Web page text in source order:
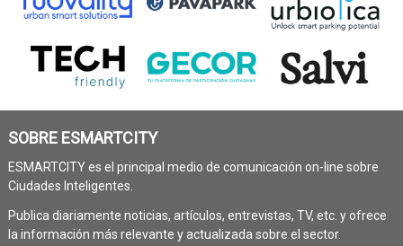
SOBRE ESMARTCITY
ESMARTCITY es el principal medio de comunicación on-line sobre
Ciudades Inteligentes.
Publica diariamente noticias, artículos, entrevistas, TV, etc. y ofrece
la información más relevante y actualizada sobre el sector.